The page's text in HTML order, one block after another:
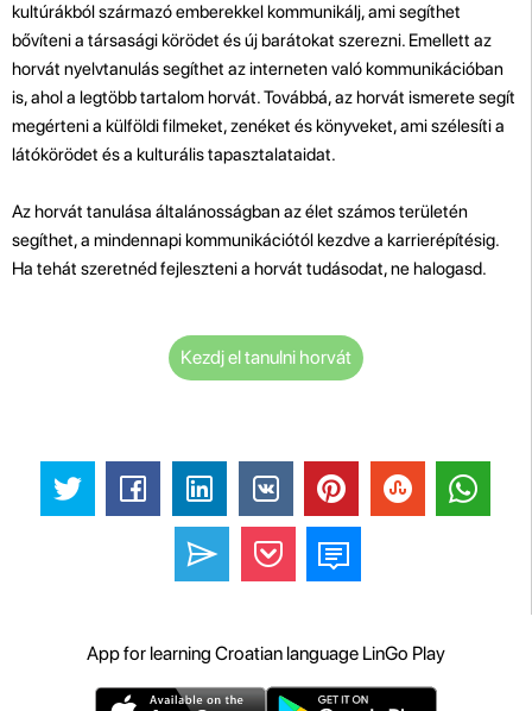
kultúrákból származó emberekkel kommunikálj, ami segíthet
bővíteni a társasági körödet és új barátokat szerezni. Emellett az
horvát nyelvtanulás segíthet az interneten való kommunikációban
is, ahol a legtöbb tartalom horvát. Továbbá, az horvát ismerete segít
megérteni a külföldi filmeket, zenéket és könyveket, ami szélesíti a
látókörödet és a kulturális tapasztalataidat.
Az horvát tanulása általánosságban az élet számos területén
segíthet, a mindennapi kommunikációtól kezdve a karrierépítésig.
Ha tehát szeretnéd fejleszteni a horvát tudásodat, ne halogasd.
Kezdj el tanulni horvát
App for learning Croatian language LinGo Play